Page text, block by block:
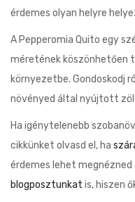
érdemes olyan helyre
A Pepperomia Quito egy
méretének köszönhetően
környezetbe. Gondoskodj
növényed által nyújtott
Ha igénytelenebb
cikkünket olvasd el, ha
érdemes lehet
blogposztunkat is, hiszen